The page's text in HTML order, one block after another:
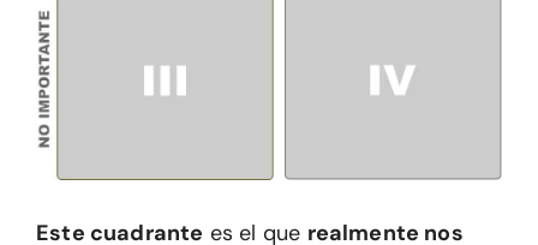
Este cuadrante es el que realmente nos